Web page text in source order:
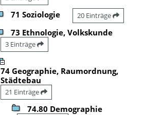
71 Soziologie 20 Einträge
73 Ethnologie, Volkskunde
3 Einträge
74 Geographie, Raumordnung,
Städtebau
21 Einträge
74.80 Demographie